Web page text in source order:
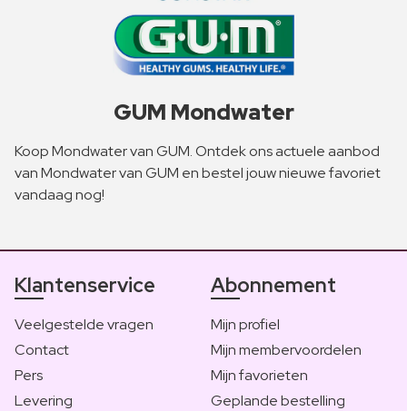
GUM Mondwater
Koop Mondwater van GUM. Ontdek ons actuele aanbod
van Mondwater van GUM en bestel jouw nieuwe favoriet
vandaag nog!
Klantenservice
Veelgestelde vragen
Contact
Pers
Levering
Abonnement
Mijn profiel
Mijn membervoordelen
Mijn favorieten
Geplande bestelling